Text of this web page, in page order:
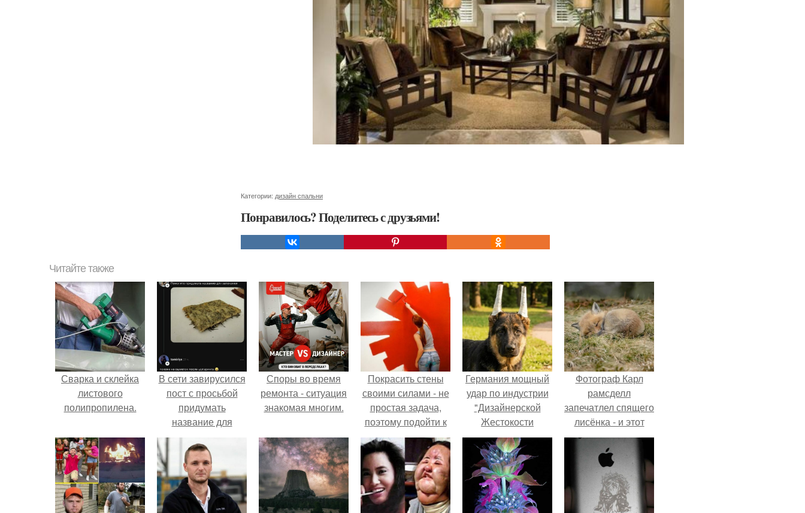
Категории: дизайн спальни
Понравилось? Поделитесь с друзьями!
Читайте также
Сварка и склейка
листового
полипропилена.
В сети завирусился
пост с просьбой
придумать
название для
домашней
запеканки.
Споры во время
ремонта - ситуация
знакомая многим.
Покрасить стены
своими силами - не
простая задача,
поэтому подойти к
этому не простому
делу нужно во
всеоружии.
Германия мощный
удар по индустрии
"Дизайнерской
Жестокости
нанесла".
Фотограф Карл
рамсделл
запечатлел спящего
лисёнка - и этот
кадр способен
растопить даже
самое суровое
сердце.